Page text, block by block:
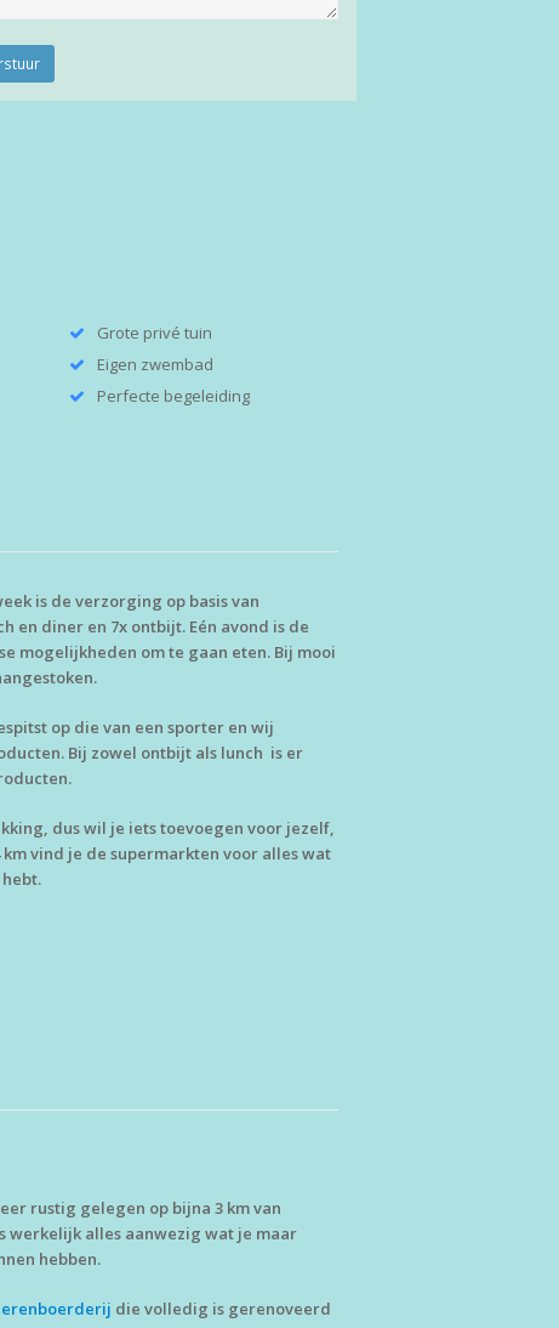
Grote privé tuin
Eigen zwembad
Perfecte begeleiding
is de verzorging op basis van
en diner en 7x ontbijt. Eén avond is de
mogelijkheden om te gaan eten. Bij mooi
op die van een sporter en wij
Bij zowel ontbijt als lunch is er
dus wil je iets toevoegen voor jezelf,
vind je de supermarkten voor alles wat
rustig gelegen op bijna 3 km van
werkelijk alles aanwezig wat je maar
hebben.
die volledig is gerenoveerd